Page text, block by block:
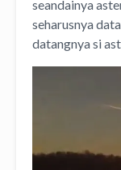
seandainya
seharusnya
datangnya si